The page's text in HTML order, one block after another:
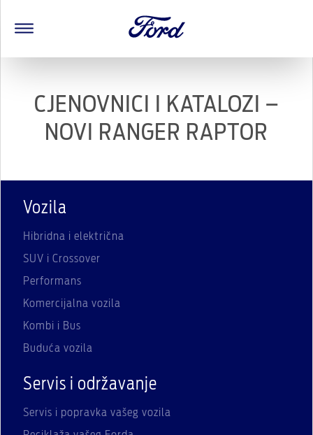
CJENOVNICI I KATALOZI –
NOVI RANGER RAPTOR
Vozila
Hibridna i električna
SUV i Crossover
Performans
Komercijalna vozila
Kombi i Bus
Buduća vozila
Servis i održavanje
Servis i popravka vašeg vozila